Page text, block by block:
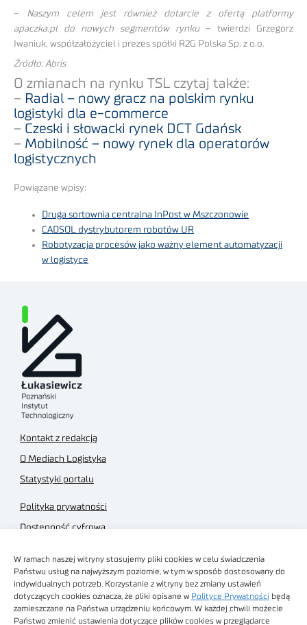
W ramach naszej witryny stosujemy pliki cookies w celu świadczenia
Państwu usług na najwyższym poziomie, w tym w sposób dostosowany do
indywidualnych potrzeb. Korzystanie z witryny bez zmiany ustawień
dotyczących cookies oznacza, że pliki opisane w Polityce Prywatności będą
zamieszczane na Państwa urządzeniu końcowym. W każdej chwili możecie
Państwo zmienić ustawienia dotyczące plików cookies w przeglądarce
– Naszym celem jest również dotarcie z ofertą platformy
apaczka.pl do nowych segmentów rynku– twierdzi Grzegorz
Iwaniuk, współzałożyciel i prezes spółki R2G Polska Sp. z o.o.
Źródło: Abris
O zmianach na rynku TSL czytaj także:
– Radial – nowy gracz na polskim rynku
logistyki dla e-commerce
– Czeski i słowacki rynek DCT Gdańsk
– Mobilność – nowy rynek dla operatorów
logistycznych
Powiązane wpisy:
Druga sortownia centralna InPost w Mszczonowie
CADSOL dystrybutorem robotów UR
Robotyzacja procesów jako ważny element automatyzacji
w logistyce
Kontakt z redakcją
O Mediach Logistyka
Statystyki portalu
Polityka prywatności
Dostępność cyfrowa
Regulamin sklepu